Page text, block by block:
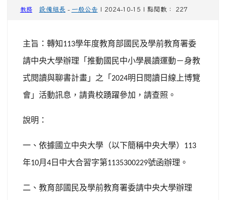
教務 設備組長 - 一般公告 | 2024-10-15 | 點閱數： 227
主旨：轉知113學年度教育部國民及學前教育署委
請中央大學辦理「推動國民中小學晨讀運動－身教
式閱讀與聊書計畫」之「 2024明日閱讀日線上博覽
會」活動訊息，請貴校踴躍參加，請查照。
說明：
一、依據國立中央大學（以下簡稱中央大學） 113
年10月 4 日中大合習字第1135300229號函辦理。
二、教育部國民及學前教育署委請中央大學辦理